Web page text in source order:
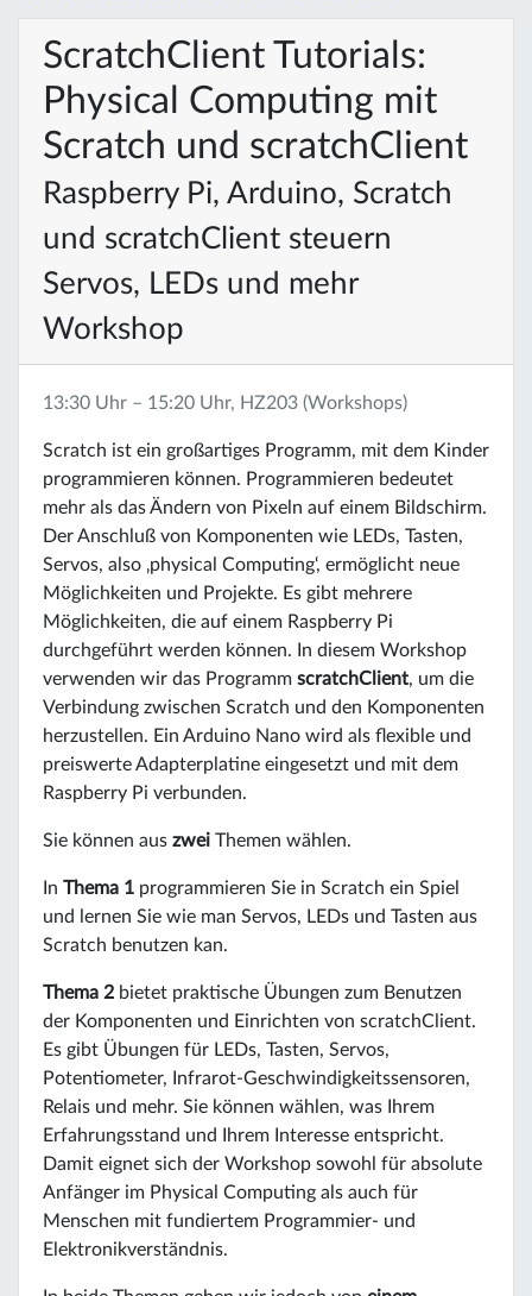
ScratchClient Tutorials:
Physical Computing mit
Scratch und scratchClient
Raspberry Pi, Arduino, Scratch
und scratchClient steuern
Servos, LEDs und mehr
Workshop
13:30 Uhr – 15:20 Uhr, HZ203 (Workshops)
Scratch ist ein großartiges Programm, mit dem Kinder
programmieren können. Programmieren bedeutet
mehr als das Ändern von Pixeln auf einem Bildschirm.
Der Anschluß von Komponenten wie LEDs, Tasten,
Servos, also ‚physical Computing‘, ermöglicht neue
Möglichkeiten und Projekte. Es gibt mehrere
Möglichkeiten, die auf einem Raspberry Pi
durchgeführt werden können. In diesem Workshop
verwenden wir das Programm scratchClient, um die
Verbindung zwischen Scratch und den Komponenten
herzustellen. Ein Arduino Nano wird als flexible und
preiswerte Adapterplatine eingesetzt und mit dem
Raspberry Pi verbunden.
Sie können aus zwei Themen wählen.
In Thema 1 programmieren Sie in Scratch ein Spiel
und lernen Sie wie man Servos, LEDs und Tasten aus
Scratch benutzen kan.
Thema 2 bietet praktische Übungen zum Benutzen
der Komponenten und Einrichten von scratchClient.
Es gibt Übungen für LEDs, Tasten, Servos,
Potentiometer, Infrarot-Geschwindigkeitssensoren,
Relais und mehr. Sie können wählen, was Ihrem
Erfahrungsstand und Ihrem Interesse entspricht.
Damit eignet sich der Workshop sowohl für absolute
Anfänger im Physical Computing als auch für
Menschen mit fundiertem Programmier- und
Elektronikverständnis.